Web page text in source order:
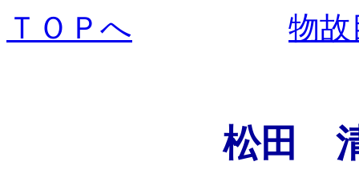
ＴＯＰへ 物故
松田